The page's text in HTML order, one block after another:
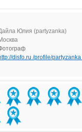
Юлия (partyzanka)
disfo.ru /profile/partyzanka